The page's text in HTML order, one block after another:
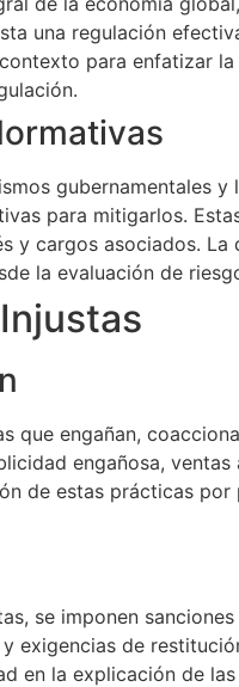
una regulación
para enfatizar
gubernamentales
para mitigarlos.
y cargos asociados.
la evaluación de
que engañan,
engañosa,
de estas prácticas
se imponen
exigencias de
en la explicación de